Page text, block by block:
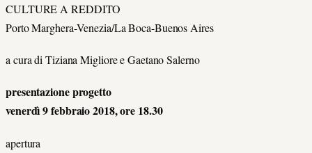
CULTURE A REDDITO
Porto Marghera-Venezia/La Boca-Buenos Aires
a cura di Tiziana Migliore e Gaetano Salerno
presentazione progetto
venerdì 9 febbraio 2018, ore 18.30
apertura